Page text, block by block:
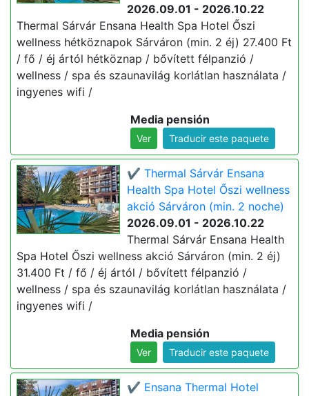
2026.09.01 - 2026.10.22
Thermal Sárvár Ensana Health Spa Hotel Őszi
wellness hétköznapok Sárváron (min. 2 éj) 27.400 Ft
/ fő / éj ártól hétköznap / bővített félpanzió /
wellness / spa és szaunavilág korlátlan használata /
ingyenes wifi /
Media pensión
Ver Traducir este paquete
✔️ Thermal Sárvár Ensana
Health Spa Hotel Őszi wellness
akció Sárváron (min. 2 noche)
2026.09.01 - 2026.10.22
Thermal Sárvár Ensana Health
Spa Hotel Őszi wellness akció Sárváron (min. 2 éj)
31.400 Ft / fő / éj ártól / bővített félpanzió /
wellness / spa és szaunavilág korlátlan használata /
ingyenes wifi /
Media pensión
Ver Traducir este paquete
✔️ Ensana Thermal Hotel